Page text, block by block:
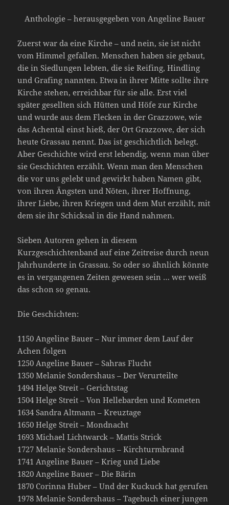
Anthologie – herausgegeben von Angeline Bauer
Zuerst war da eine Kirche – und nein, sie ist nicht
vom Himmel gefallen. Menschen haben sie gebaut,
die in Siedlungen lebten, die sie Reifing, Hindling
und Grafing nannten. Etwa in ihrer Mitte sollte ihre
Kirche stehen, erreichbar für sie alle. Erst viel
später gesellten sich Hütten und Höfe zur Kirche
und wurde aus dem Flecken in der Grazzowe, wie
das Achental einst hieß, der Ort Grazzowe, der sich
heute Grassau nennt. Das ist geschichtlich belegt.
Aber Geschichte wird erst lebendig, wenn man über
sie Geschichten erzählt. Wenn man den Menschen
die vor uns gelebt und gewirkt haben Namen gibt,
von ihren Ängsten und Nöten, ihrer Hoffnung,
ihrer Liebe, ihren Kriegen und dem Mut erzählt, mit
dem sie ihr Schicksal in die Hand nahmen.
Sieben Autoren gehen in diesem
Kurzgeschichtenband auf eine Zeitreise durch neun
Jahrhunderte in Grassau. So oder so ähnlich könnte
es in vergangenen Zeiten gewesen sein … wer weiß
das schon so genau.
Die Geschichten:
1150 Angeline Bauer – Nur immer dem Lauf der
Achen folgen
1250 Angeline Bauer – Sahras Flucht
1350 Melanie Sondershaus – Der Verurteilte
1494 Helge Streit – Gerichtstag
1504 Helge Streit – Von Hellebarden und Kometen
1634 Sandra Altmann – Kreuztage
1650 Helge Streit – Mondnacht
1693 Michael Lichtwarck – Mattis Strick
1727 Melanie Sondershaus – Kirchturmbrand
1741 Angeline Bauer – Krieg und Liebe
1820 Angeline Bauer – Die Bärin
1870 Corinna Huber – Und der Kuckuck hat gerufen
1978 Melanie Sondershaus – Tagebuch einer jungen